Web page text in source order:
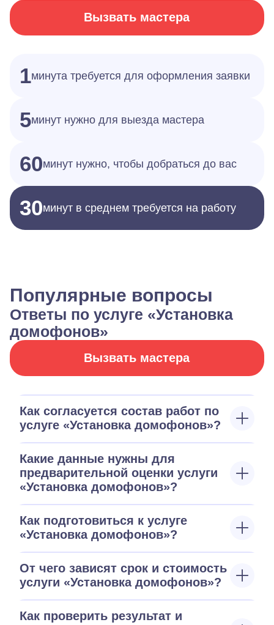
Вызвать мастера
1минута требуется для оформления заявки
5минут нужно для выезда мастера
60минут нужно, чтобы добраться до вас
30минут в среднем требуется на работу
Популярные вопросы
Ответы по услуге «Установка
домофонов»
Вызвать мастера
Как согласуется состав работ по
услуге «Установка домофонов»?
Какие данные нужны для
предварительной оценки услуги
«Установка домофонов»?
Как подготовиться к услуге
«Установка домофонов»?
От чего зависят срок и стоимость
услуги «Установка домофонов»?
Как проверить результат и